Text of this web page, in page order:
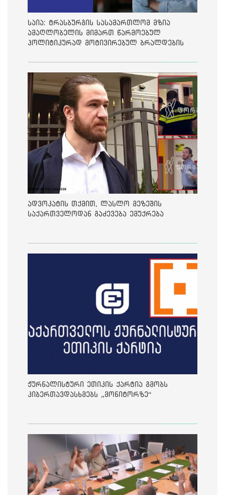
საია: ტრასბურგის სასამართლომ მზია
ამაღლობელის მიმართ წარმოებულ
პოლიტიკურად მოტივირებულ ბრალდების
ადვოკატის თქმით, ლასლო მეზეშის
საქართველოდან გაძევება ემუქრება
ჟურნალისტური ეთიკის ქარტია გმობს
კიბერთავდასხმებს „მონიტორზე“